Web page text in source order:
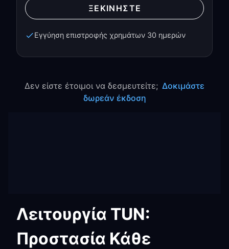
ΞΕΚΙΝΉΣΤΕ
Εγγύηση επιστροφής χρημάτων 30 ημερών
Δεν είστε έτοιμοι να δεσμευτείτε; Δοκιμάστε
δωρεάν έκδοση
Λειτουργία TUN:
Προστασία Κάθε